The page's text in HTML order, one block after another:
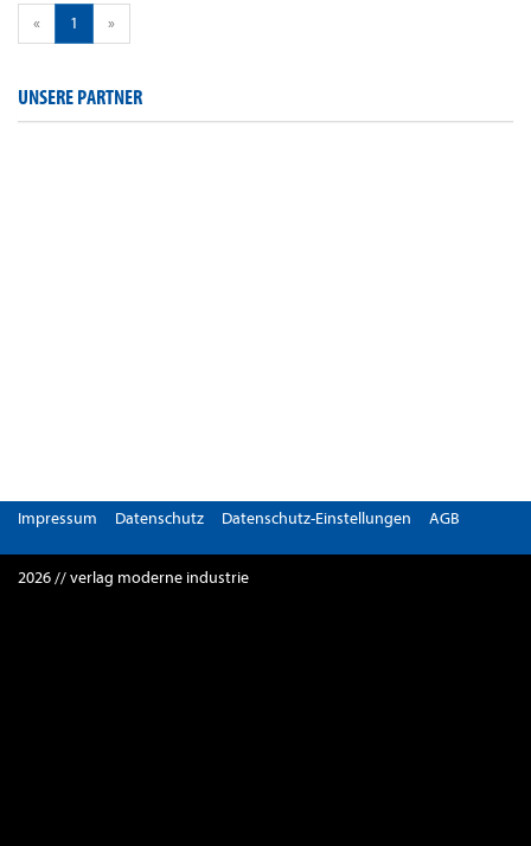
« 1 »
UNSERE PARTNER
Impressum Datenschutz Datenschutz-Einstellungen AGB
2026 // verlag moderne industrie